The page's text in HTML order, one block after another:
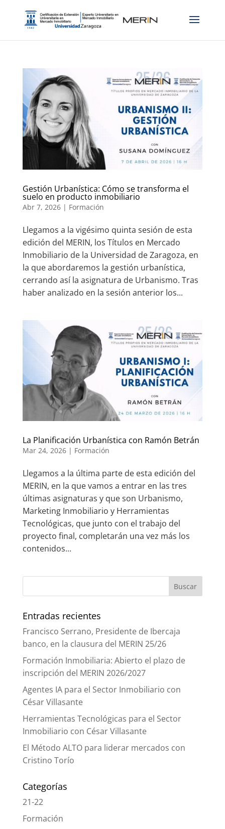
Gestión Urbanística: Cómo se transforma el
suelo en producto inmobiliario
Abr 7, 2026| Formación
Llegamos a la vigésimo quinta sesión de esta
edición del MERIN, los Títulos en Mercado
Inmobiliario de la Universidad de Zaragoza, en
la que abordaremos la gestión urbanística,
cerrando así la asignatura de Urbanismo. Tras
haber analizado en la sesión anterior los...
La Planificación Urbanística con Ramón Betrán
Mar 24, 2026| Formación
Llegamos a la última parte de esta edición del
MERIN, en la que vamos a entrar en las tres
últimas asignaturas y que son Urbanismo,
Marketing Inmobiliario y Herramientas
Tecnológicas, que junto con el trabajo del
proyecto final, completarán una vez más los
contenidos...
Entradas recientes
Francisco Serrano, Presidente de Ibercaja
banco, en la clausura del MERIN 25/26
Formación Inmobiliaria: Abierto el plazo de
inscripción del MERIN 2026/2027
Agentes IA para el Sector Inmobiliario con
César Villasante
Herramientas Tecnológicas para el Sector
Inmobiliario con César Villasante
El Método ALTO para liderar mercados con
Cristino Torío
Categorías
21-22
Formación